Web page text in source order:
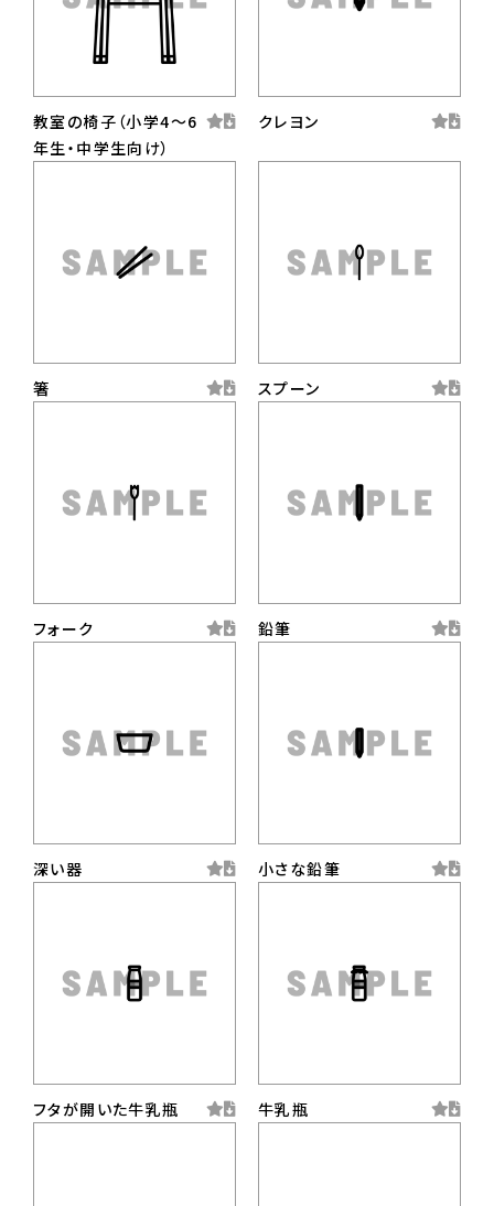
教室の椅子（小学4〜6
年生・中学生向け）
クレヨン
箸 スプーン
フォーク 鉛筆
深い器 小さな鉛筆
フタが開いた牛乳瓶 牛乳瓶